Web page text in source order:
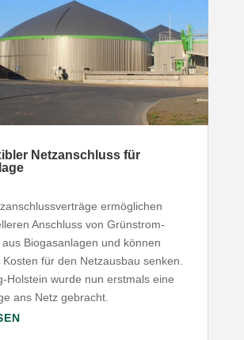
Netz­an­schluss für
ermög­lichen
Anschluss von Grünstrom-​
Biogas­an­lagen und können
für den Netz­ausbau senken.
​Holstein wurde nun erstmals eine
ans Netz gebracht.